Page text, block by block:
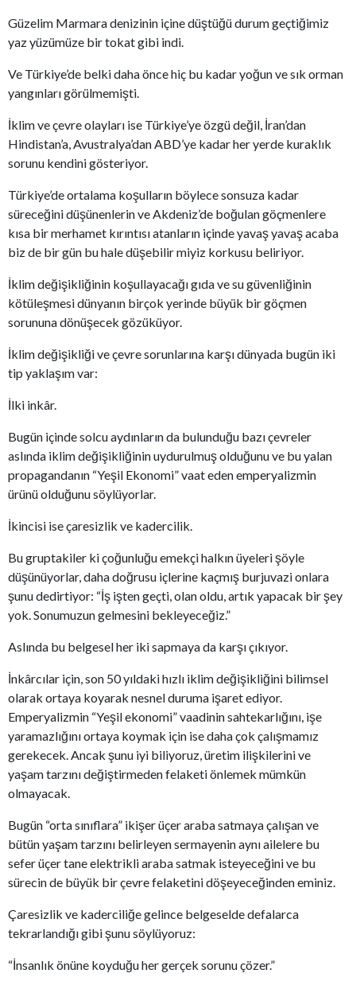
Güzelim Marmara denizinin içine düştüğü durum geçtiğimiz
yaz yüzümüze bir tokat gibi indi.
Ve Türkiye’de belki daha önce hiç bu kadar yoğun ve sık orman
yangınları görülmemişti.
İklim ve çevre olayları ise Türkiye’ye özgü değil, İran’dan
Hindistan’a, Avustralya’dan ABD’ye kadar her yerde kuraklık
sorunu kendini gösteriyor.
Türkiye’de ortalama koşulların böylece sonsuza kadar
süreceğini düşünenlerin ve Akdeniz’de boğulan göçmenlere
kısa bir merhamet kırıntısı atanların içinde yavaş yavaş acaba
biz de bir gün bu hale düşebilir miyiz korkusu beliriyor.
İklim değişikliğinin koşullayacağı gıda ve su güvenliğinin
kötüleşmesi dünyanın birçok yerinde büyük bir göçmen
sorununa dönüşecek gözüküyor.
İklim değişikliği ve çevre sorunlarına karşı dünyada bugün iki
tip yaklaşım var:
İlki inkâr.
Bugün içinde solcu aydınların da bulunduğu bazı çevreler
aslında iklim değişikliğinin uydurulmuş olduğunu ve bu yalan
propagandanın “Yeşil Ekonomi” vaat eden emperyalizmin
ürünü olduğunu söylüyorlar.
İkincisi ise çaresizlik ve kadercilik.
Bu gruptakiler ki çoğunluğu emekçi halkın üyeleri şöyle
düşünüyorlar, daha doğrusu içlerine kaçmış burjuvazi onlara
şunu dedirtiyor: “İş işten geçti, olan oldu, artık yapacak bir şey
yok. Sonumuzun gelmesini bekleyeceğiz.”
Aslında bu belgesel her iki sapmaya da karşı çıkıyor.
İnkârcılar için, son 50 yıldaki hızlı iklim değişikliğini bilimsel
olarak ortaya koyarak nesnel duruma işaret ediyor.
Emperyalizmin “Yeşil ekonomi” vaadinin sahtekarlığını, işe
yaramazlığını ortaya koymak için ise daha çok çalışmamız
gerekecek. Ancak şunu iyi biliyoruz, üretim ilişkilerini ve
yaşam tarzını değiştirmeden felaketi önlemek mümkün
olmayacak.
Bugün “orta sınıflara” ikişer üçer araba satmaya çalışan ve
bütün yaşam tarzını belirleyen sermayenin aynı ailelere bu
sefer üçer tane elektrikli araba satmak isteyeceğini ve bu
sürecin de büyük bir çevre felaketini döşeyeceğinden eminiz.
Çaresizlik ve kaderciliğe gelince belgeselde defalarca
tekrarlandığı gibi şunu söylüyoruz:
“İnsanlık önüne koyduğu her gerçek sorunu çözer.”